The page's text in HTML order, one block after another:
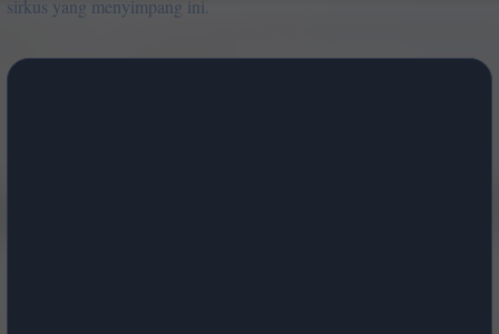
sirkus yang menyimpang ini.